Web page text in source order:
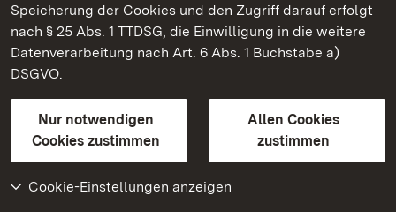
Speicherung der Cookies und den Zugriff darauf erfolgt
nach § 25 Abs. 1 TTDSG, die Einwilligung in die weitere
Datenverarbeitung nach Art. 6 Abs. 1 Buchstabe a)
DSGVO.
Nur notwendigen
Cookies zustimmen
Allen Cookies
zustimmen
Cookie-Einstellungen anzeigen
Staatliche Schlösser und Gärten Baden-Württemberg
Kontakt
GebärdenspracheLeichte Sprache
Erklärung zur Barrierefreiheit
BITV-konform (geprüfte Seiten)
Weiteres